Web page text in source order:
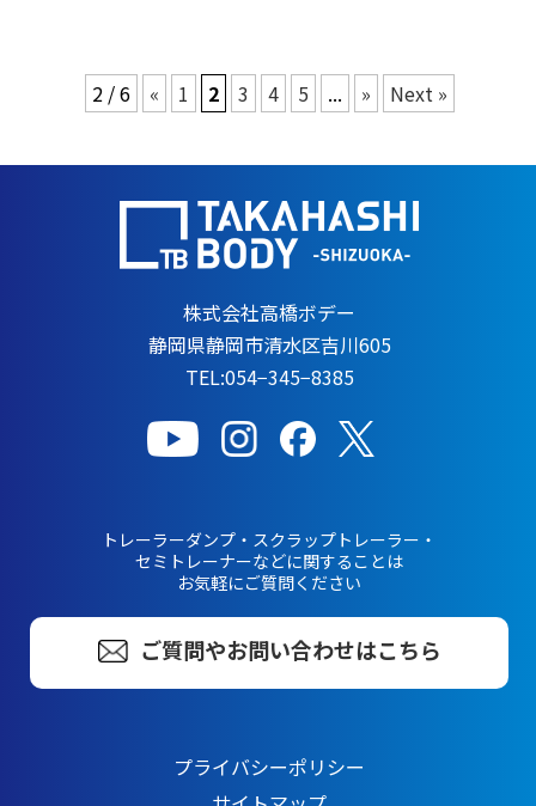
2 / 6 « 1 2 3 4 5 ... » Next »
株式会社高橋ボデー
静岡県静岡市清水区吉川605
TEL:054−345−8385
トレーラーダンプ・スクラップトレーラー・
セミトレーナーなどに関することは
お気軽にご質問ください
ご質問やお問い合わせはこちら
プライバシーポリシー